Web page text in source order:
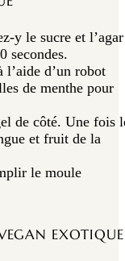
le sucre et l’agar
secondes.
d’un robot
de menthe pour
de côté. Une fois
et fruit de la
le moule
EXOTIQUE